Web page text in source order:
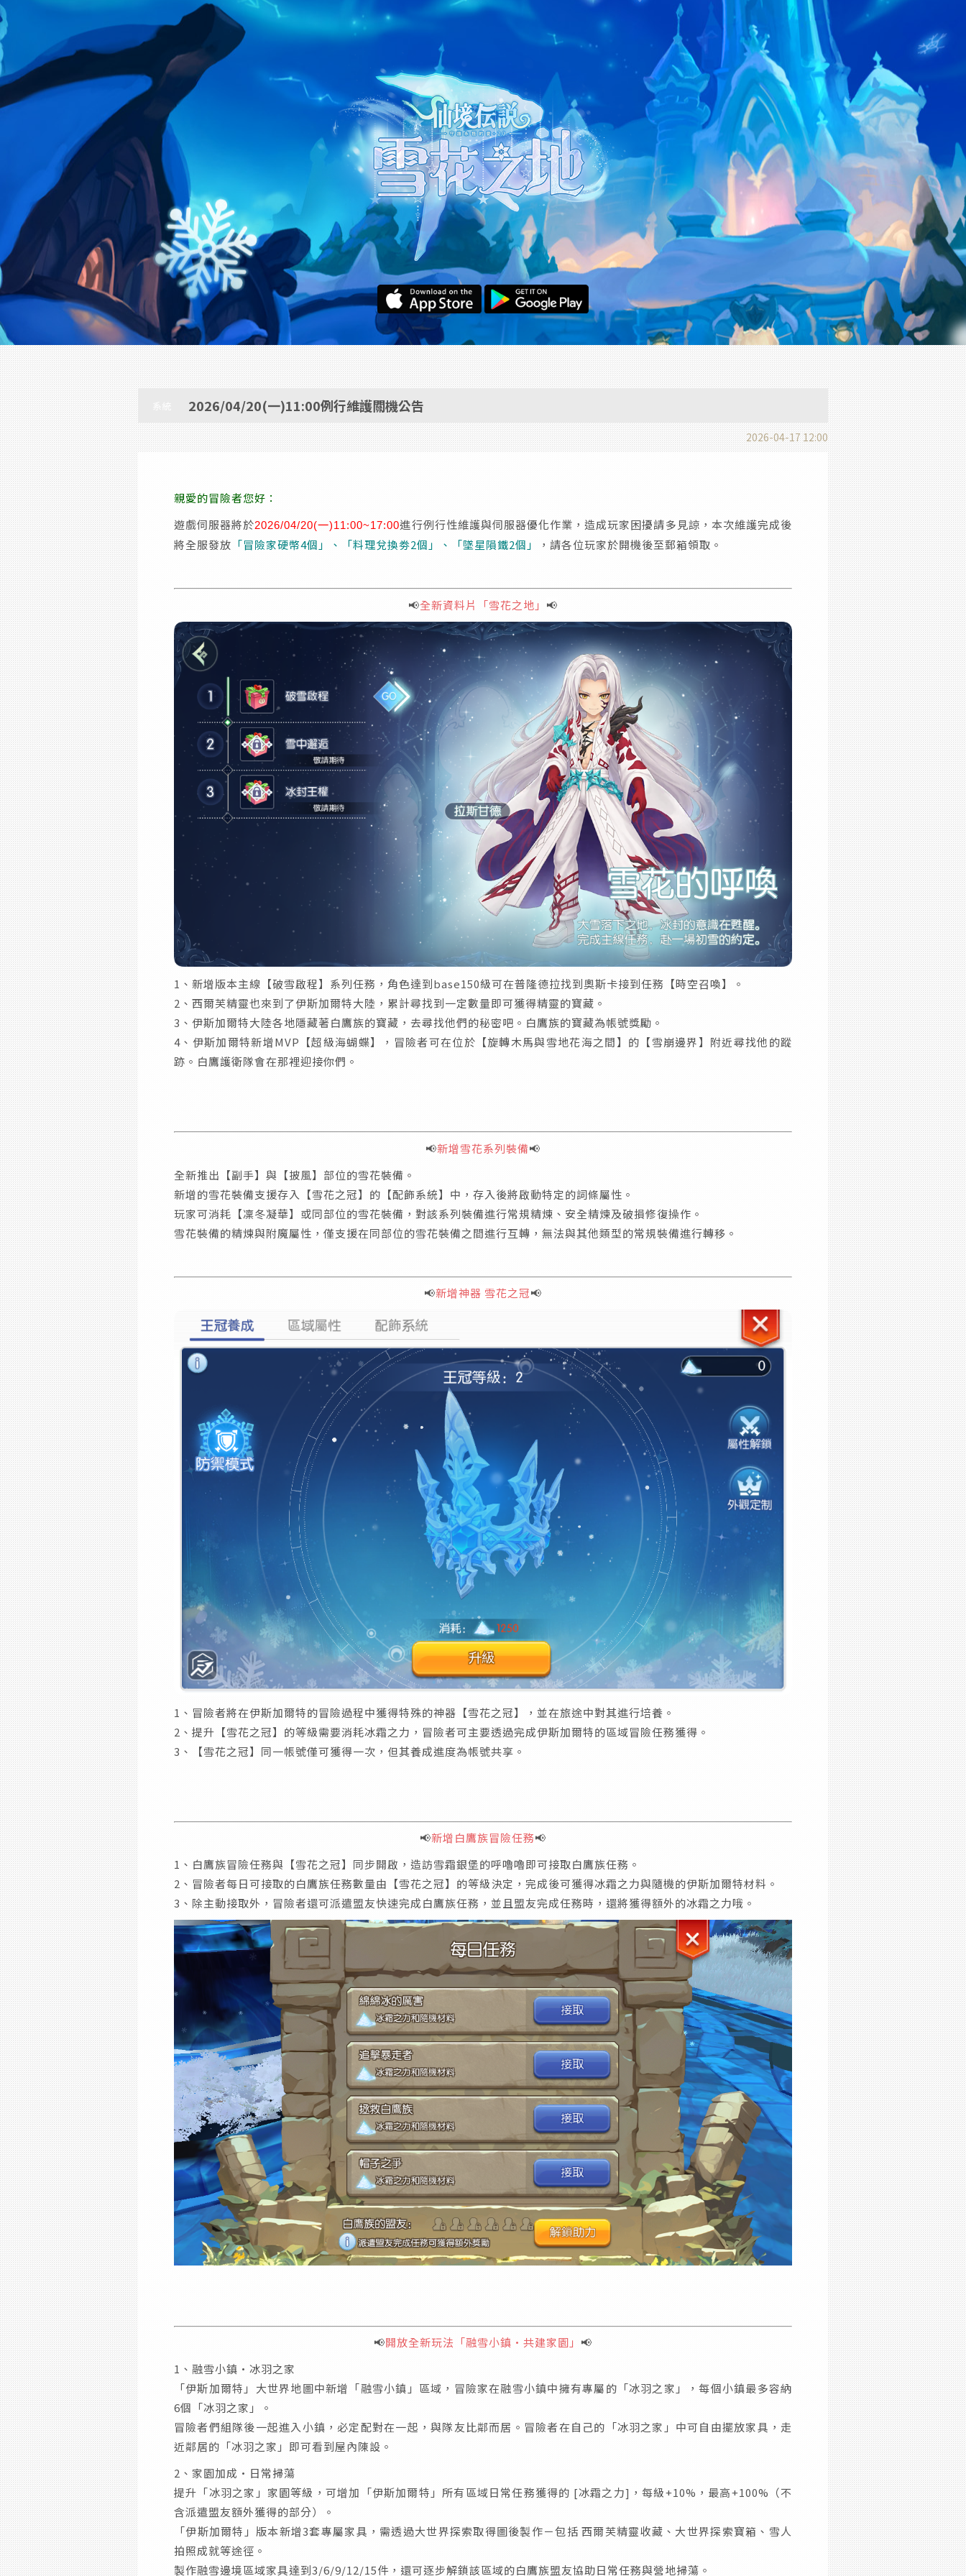
2026/04/20(一)11:00例行維護關機公告
2026-04-17 12:00
親愛的冒險者您好：
遊戲伺服器將於2026/04/20(一)11:00~17:00進行例行性維護與伺服器優化作業，造成玩家困擾請多見諒，本次維護完成後
將全服發放 「冒險家硬幣4個」、「料理兌換劵2個」、「墜星隕鐵2個」 ，請各位玩家於開機後至郵箱領取。
📢全新資料片「雪花之地」 📢
1、新增版本主線【破雪啟程】系列任務，角色達到base150級可在普隆德拉找到奧斯卡接到任務【時空召喚】。
2、西爾芙精靈也來到了伊斯加爾特大陸，累計尋找到一定數量即可獲得精靈的寶藏。
3、伊斯加爾特大陸各地隱藏著白鷹族的寶藏，去尋找他們的秘密吧。白鷹族的寶藏為帳號獎勵。
4、伊斯加爾特新增MVP【超級海蝴蝶】，冒險者可在位於【旋轉木馬與雪地花海之間】的【雪崩邊界】附近尋找他的蹤
跡。白鷹護衛隊會在那裡迎接你們。
📢新增雪花系列裝備📢
全新推出【副手】與【披風】部位的雪花裝備。
新增的雪花裝備支援存入【雪花之冠】的【配飾系統】中，存入後將啟動特定的詞條屬性。
玩家可消耗【凜冬凝華】或同部位的雪花裝備，對該系列裝備進行常規精煉、安全精煉及破損修復操作。
雪花裝備的精煉與附魔屬性，僅支援在同部位的雪花裝備之間進行互轉，無法與其他類型的常規裝備進行轉移。
📢新增神器 雪花之冠📢
1、冒險者將在伊斯加爾特的冒險過程中獲得特殊的神器【雪花之冠】，並在旅途中對其進行培養。
2、提升【雪花之冠】的等級需要消耗冰霜之力，冒險者可主要透過完成伊斯加爾特的區域冒險任務獲得。
3、【雪花之冠】同一帳號僅可獲得一次，但其養成進度為帳號共享。
📢新增白鷹族冒險任務📢
1、白鷹族冒險任務與【雪花之冠】同步開啟，造訪雪霜銀堡的呼嚕嚕即可接取白鷹族任務。
2、冒險者每日可接取的白鷹族任務數量由【雪花之冠】的等級決定，完成後可獲得冰霜之力與隨機的伊斯加爾特材料。
3、除主動接取外，冒險者還可派遣盟友快速完成白鷹族任務，並且盟友完成任務時，還將獲得額外的冰霜之力哦。
📢開放全新玩法「融雪小鎮·共建家園」 📢
1、融雪小鎮·冰羽之家
「伊斯加爾特」大世界地圖中新增「融雪小鎮」區域，冒險家在融雪小鎮中擁有專屬的「冰羽之家」，每個小鎮最多容納
6個「冰羽之家」。
冒險者們組隊後一起進入小鎮，必定配對在一起，與隊友比鄰而居。冒險者在自己的「冰羽之家」中可自由擺放家具，走
近鄰居的「冰羽之家」即可看到屋內陳設。
2、家園加成·日常掃蕩
提升「冰羽之家」家園等級，可增加「伊斯加爾特」所有區域日常任務獲得的 [冰霜之力]，每級+10%，最高+100%（不
含派遣盟友額外獲得的部分）。
「伊斯加爾特」版本新增3套專屬家具，需透過大世界探索取得圖後製作－包括 西爾芙精靈收藏、大世界探索寶箱、雪人
拍照成就等途徑。
製作融雪邊境區域家具達到3/6/9/12/15件，還可逐步解鎖該區域的白鷹族盟友協助日常任務與營地掃蕩。